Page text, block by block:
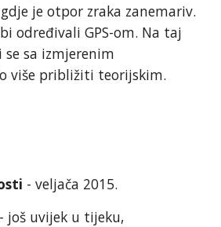
je otpor zraka zanemariv.
određivali GPS-om. Na taj
sa izmjerenim
više približiti teorijskim.
- veljača 2015.
- još uvijek u tijeku,